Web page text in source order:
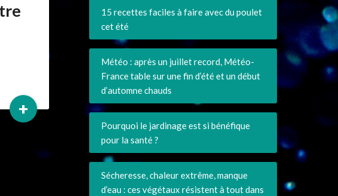
+
15 recettes faciles à faire avec du poulet
cet été
Météo : après un juillet record, Météo-
France table sur une fin d’été et un début
d’automne chauds
Pourquoi le jardinage est si bénéfique
pour la santé ?
Sécheresse, chaleur extrême, manque
d’eau : ces végétaux résistent à tout dans